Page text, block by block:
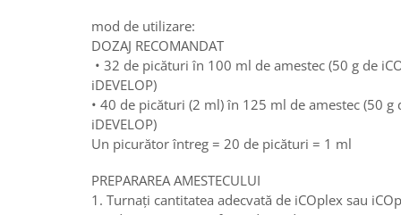
mod de utilizare:
DOZAJ RECOMANDAT
• 32 de picături în 100 ml de amestec (50 g de
iDEVELOP)
• 40 de picături (2 ml) în 125 ml de amestec (50 g
iDEVELOP)
Un picurător întreg = 20 de picături = 1 ml
PREPARAREA AMESTECULUI
1. Turnați cantitatea adecvată de iCOplex sau